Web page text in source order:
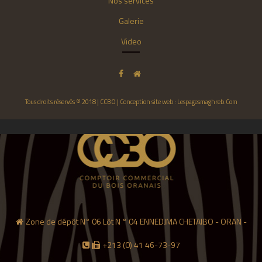
Galerie
Video
Tous droits réservés © 2018 | CCBO | Conception site web : Lespagesmaghreb.Com
Zone de dépôt N° 06 Lôt N ° 04 ENNEDJMA CHETAIBO - ORAN -
+213 (0) 41 46-73-97